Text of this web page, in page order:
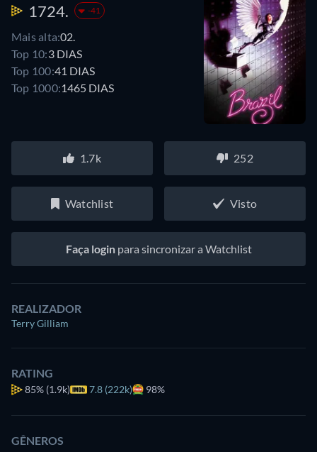
1724. -41
Mais alta:02.
Top 10:3 DIAS
Top 100:41 DIAS
Top 1000:1465 DIAS
1.7k 252
Watchlist Visto
Faça loginpara sincronizar a Watchlist
REALIZADOR
Terry Gilliam
RATING
85% (1.9k) 7.8 (222k) 98%
GÊNEROS